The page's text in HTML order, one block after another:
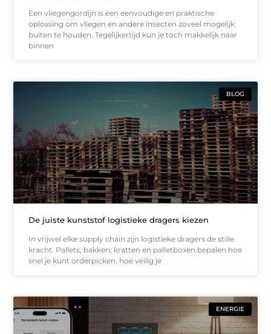
Een vliegengordijn is een eenvoudige en praktische
oplossing om vliegen en andere insecten zoveel mogelijk
buiten te houden. Tegelijkertijd kun je toch makkelijk naar
binnen
BLOG
De juiste kunststof logistieke dragers kiezen
In vrijwel elke supply chain zijn logistieke dragers de stille
kracht. Pallets, bakken, kratten en palletboxen bepalen hoe
snel je kunt orderpicken, hoe veilig je
ENERGIE